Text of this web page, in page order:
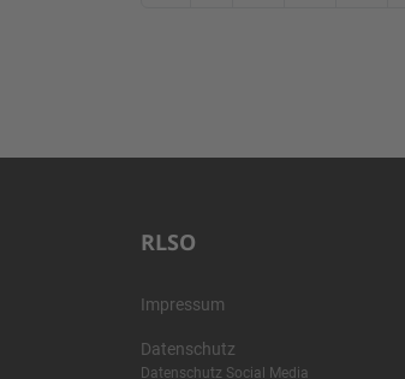
RLSO
Impressum
Datenschutz
Datenschutz Social Media